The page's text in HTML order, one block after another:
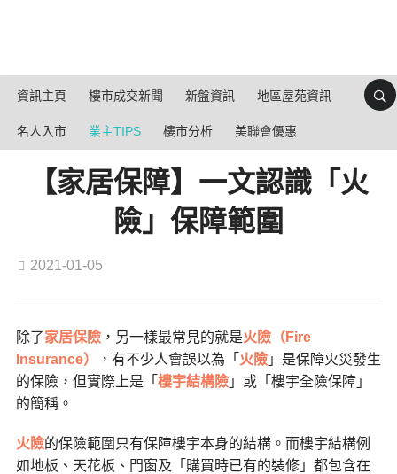
資訊主頁 樓市成交新聞 新盤資訊 地區屋苑資訊
名人入市 業主TIPS 樓市分析 美聯會優惠
【家居保障】一文認識「火
險」保障範圍
2021-01-05
除了家居保險，另一樣最常見的就是火險（Fire
Insurance）
，有不少人會誤以為「 火險」是保障火災發生
的保險，但實際上是「 樓宇結構險」或「樓宇全險保障」
的簡稱。
火險的保險範圍只有保障樓宇本身的結構。而樓宇結構例
如地板、天花板、門窗及「購買時已有的裝修」都包含在